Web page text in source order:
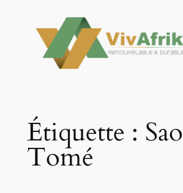
contenu
Étiquette : Sao
Tomé